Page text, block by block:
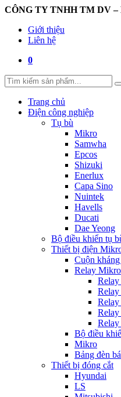
CÔNG TY TNHH TM DV
Giới thiệu
Liên hệ
0
Trang chủ
Điện công nghiệp
Tụ bù
Mikro
Samwha
Epcos
Shizuki
Enerlux
Capa Sino
Nuintek
Havells
Ducati
Dae Yeong
Bộ điều khiển tụ
Thiết bị điện
Cuộn
Relay Mikro
Relay
Relay
Relay
Relay
Bộ điều
Mikro
Bảng đèn
Thiết bị đóng cắt
Hyundai
LS